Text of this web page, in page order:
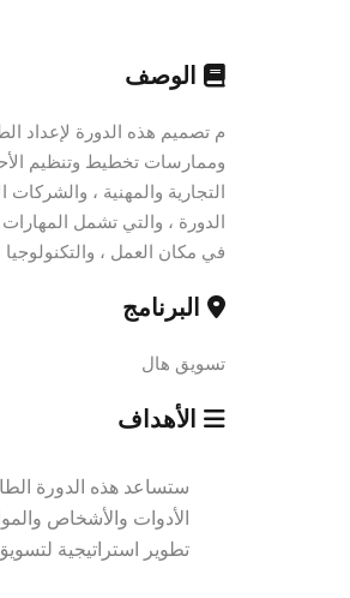
الوصف
م تصميم هذه الدورة لإعداد
وممارسات تخطيط وتنظيم
التجارية والمهنية ،
الدورة ، والتي تشمل
في مكان العمل ،
البرنامج
تسويق هال
الأهداف
ستساعد هذه الدورة
الأدوات والأشخاص
تطوير استراتيجية